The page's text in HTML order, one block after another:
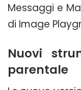
Messaggi e
di Image
Nuovi
parentale